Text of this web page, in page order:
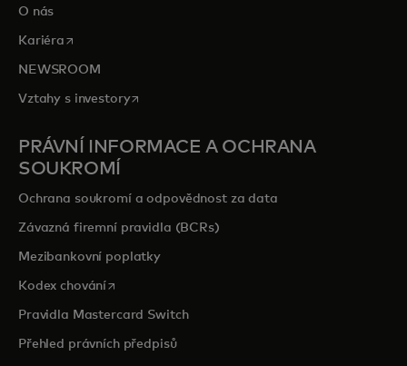
O nás
Kariéra opens in a new tab
NEWSROOM
Vztahy s investoryopens in a new tab
PRÁVNÍ INFORMACE A OCHRANA
SOUKROMÍ
Ochrana soukromí a odpovědnost za data
Závazná firemní pravidla (BCRs)
Mezibankovní poplatky
Kodex chováníopens in a new tab
Pravidla Mastercard Switch
Přehled právních předpisů